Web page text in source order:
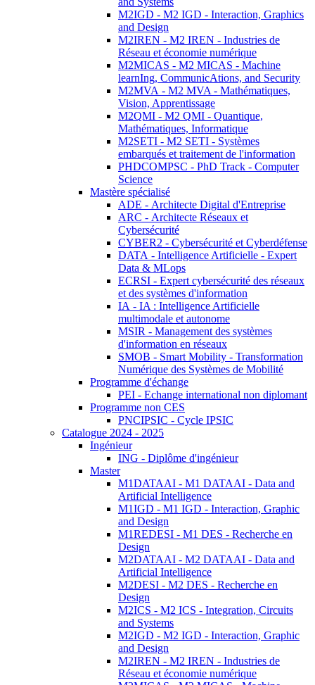
M2IGD - M2 IGD - Interaction, Graphics
and Design
M2IREN - M2 IREN - Industries de
Réseau et économie numérique
M2MICAS - M2 MICAS - Machine
learnIng, CommunicAtions, and Security
M2MVA - M2 MVA - Mathématiques,
Vision, Apprentissage
M2QMI - M2 QMI - Quantique,
Mathématiques, Informatique
M2SETI - M2 SETI - Systèmes
embarqués et traitement de l'information
PHDCOMPSC - PhD Track - Computer
Science
Mastère spécialisé
ADE - Architecte Digital d'Entreprise
ARC - Architecte Réseaux et
Cybersécurité
CYBER2 - Cybersécurité et Cyberdéfense
DATA - Intelligence Artificielle - Expert
Data & MLops
ECRSI - Expert cybersécurité des réseaux
et des systèmes d'information
IA - IA : Intelligence Artificielle
multimodale et autonome
MSIR - Management des systèmes
d'information en réseaux
SMOB - Smart Mobility - Transformation
Numérique des Systèmes de Mobilité
Programme d'échange
PEI - Echange international non diplomant
Programme non CES
PNCIPSIC - Cycle IPSIC
Catalogue 2024 - 2025
Ingénieur
ING - Diplôme d'ingénieur
Master
M1DATAAI - M1 DATAAI - Data and
Artificial Intelligence
M1IGD - M1 IGD - Interaction, Graphic
and Design
M1REDESI - M1 DES - Recherche en
Design
M2DATAAI - M2 DATAAI - Data and
Artificial Intelligence
M2DESI - M2 DES - Recherche en
Design
M2ICS - M2 ICS - Integration, Circuits
and Systems
M2IGD - M2 IGD - Interaction, Graphic
and Design
M2IREN - M2 IREN - Industries de
Réseau et économie numérique